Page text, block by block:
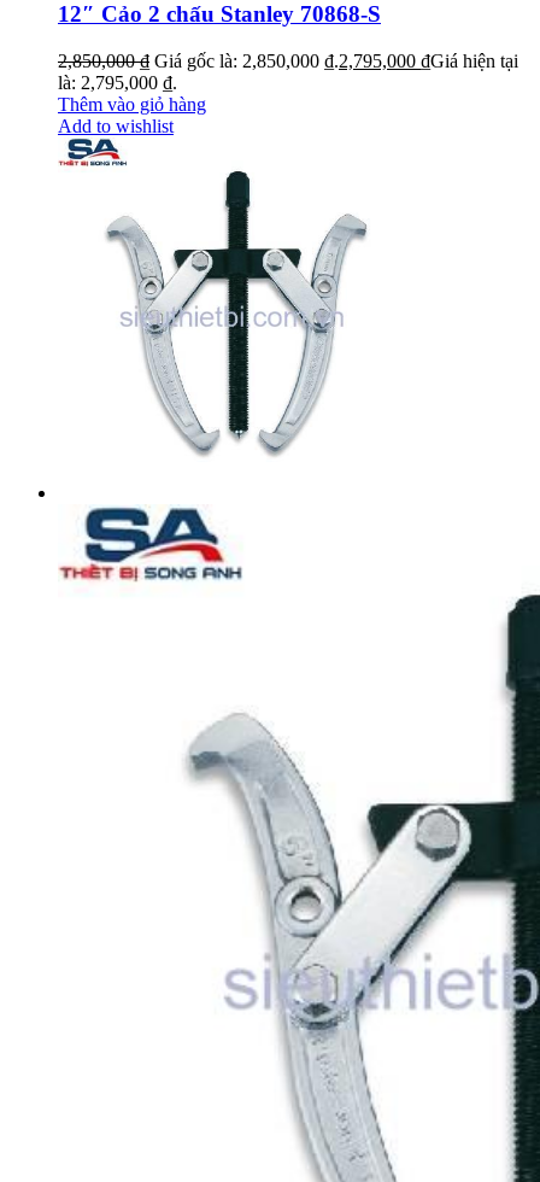
12″ Cảo 2 chấu Stanley 70868-S
2,850,000₫ Giá gốc là: 2,850,000 ₫.2,795,000 ₫Giá hiện tại
là: 2,795,000 ₫.
Thêm vào giỏ hàng
Add to wishlist